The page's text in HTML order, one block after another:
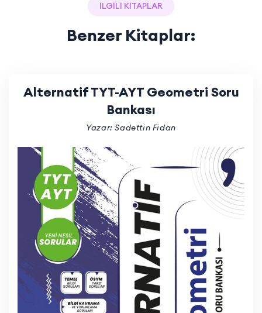
İLGİLİ KİTAPLAR
Benzer Kitaplar:
Alternatif TYT-AYT Geometri Soru
Bankası
Yazar: Sadettin Fidan